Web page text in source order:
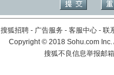
搜狐招聘 - 广告服务 - 客服中心 - 联
Copyright©2018 Sohu.com Inc.
搜狐不良信息举报邮箱